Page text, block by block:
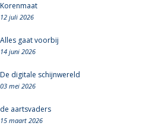
Korenmaat
12 juli 2026
Alles gaat voorbij
14 juni 2026
De digitale schijnwereld
03 mei 2026
de aartsvaders
15 maart 2026